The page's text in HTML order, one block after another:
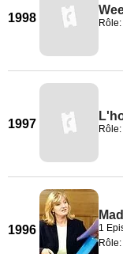
1998
1997
1996 1